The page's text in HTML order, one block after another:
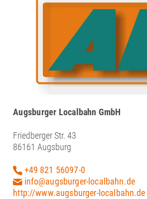
Augsburger Localbahn GmbH
Friedberger Str. 43
86161 Augsburg
+49 821 56097-0
info@augsburger-localbahn.de
http://www.augsburger-localbahn.de